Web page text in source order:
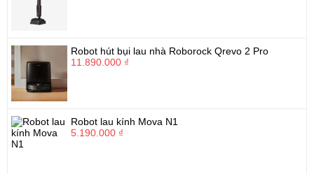
Robot hút bụi lau nhà Roborock Qrevo 2 Pro
11.890.000 ₫
Robot lau kính Mova N1
5.190.000 ₫